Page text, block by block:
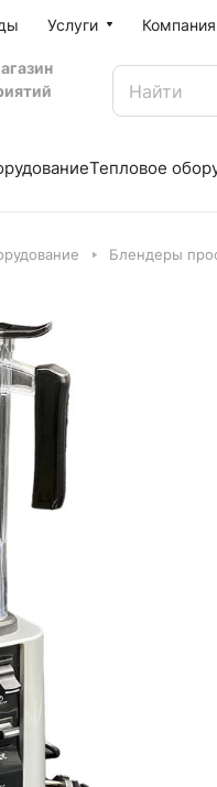
Услуги Компания
Тепловое
Блендеры